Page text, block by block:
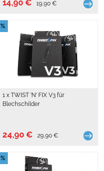
14,90 € 19,90 €
%
1 x TWIST ’N‘ FIX V3 für
Blechschilder
24,90 € 29,90 €
%